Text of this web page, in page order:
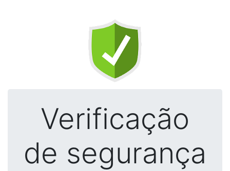
Verificação
de segurança